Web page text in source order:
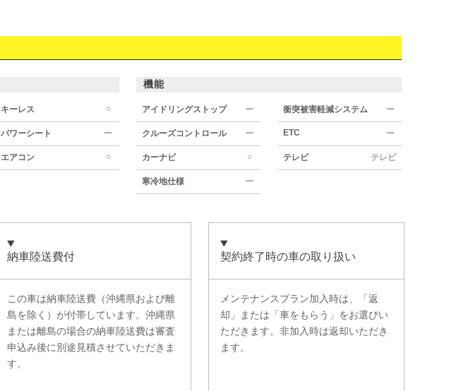
キーレス ○
パワーシート ー
エアコン ○
機能
アイドリングストップ ー 衝突被害軽減システム ー
クルーズコントロール ー ETC ー
カーナビ ○ テレビ テレビ
寒冷地仕様 ー
納車陸送費付
この車は納車陸送費（沖縄県および離
島を除く）が付帯しています。沖縄県
または離島の場合の納車陸送費は審査
申込み後に別途見積させていただきま
す。
契約終了時の車の取り扱い
メンテナンスプラン加入時は、「返
却」または「車をもらう」をお選びい
ただきます。非加入時は返却いただき
ます。